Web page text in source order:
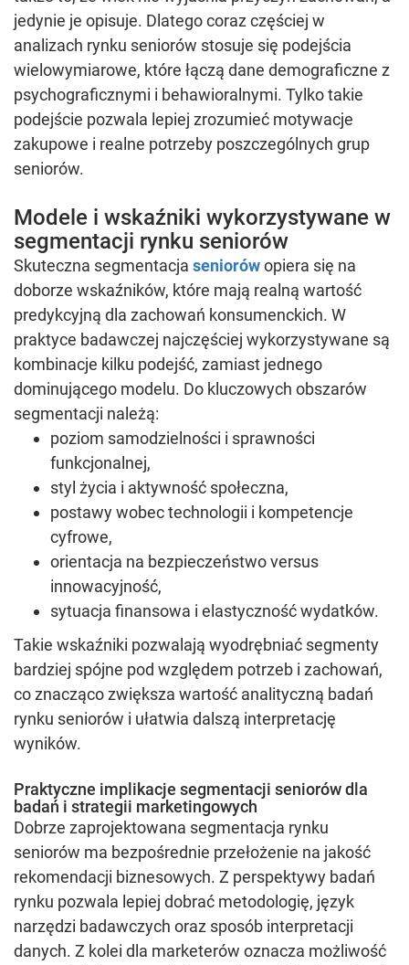
jedynie je opisuje. Dlatego coraz częściej w
analizach rynku seniorów stosuje się podejścia
wielowymiarowe, które łączą dane demograficzne z
psychograficznymi i behawioralnymi. Tylko takie
podejście pozwala lepiej zrozumieć motywacje
zakupowe i realne potrzeby poszczególnych grup
seniorów.
Modele i wskaźniki wykorzystywane w
segmentacji rynku seniorów
Skuteczna segmentacja seniorówopiera się na
doborze wskaźników, które mają realną wartość
predykcyjną dla zachowań konsumenckich. W
praktyce badawczej najczęściej wykorzystywane są
kombinacje kilku podejść, zamiast jednego
dominującego modelu. Do kluczowych obszarów
segmentacji należą:
poziom samodzielności i sprawności
funkcjonalnej,
styl życia i aktywność społeczna,
postawy wobec technologii i kompetencje
cyfrowe,
orientacja na bezpieczeństwo versus
innowacyjność,
sytuacja finansowa i elastyczność wydatków.
Takie wskaźniki pozwalają wyodrębniać segmenty
bardziej spójne pod względem potrzeb i zachowań,
co znacząco zwiększa wartość analityczną badań
rynku seniorów i ułatwia dalszą interpretację
wyników.
Praktyczne implikacje segmentacji seniorów dla
badań i strategii marketingowych
Dobrze zaprojektowana segmentacja rynku
seniorów ma bezpośrednie przełożenie na jakość
rekomendacji biznesowych. Z perspektywy badań
rynku pozwala lepiej dobrać metodologię, język
narzędzi badawczych oraz sposób interpretacji
danych. Z kolei dla marketerów oznacza możliwość